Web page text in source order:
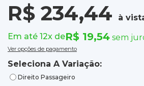
R$ 234,44
à
Em até 12x deR$ 19,54 sem
Ver opções de pagamento
Seleciona A Variação:
Direito Passageiro